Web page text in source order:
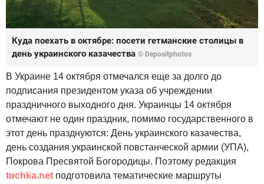
Куда поехать в октябре: посети гетманские столицы в
день украинского казачества © Depositphotos
В Украине 14 октября отмечался еще за долго до
подписания президентом указа об учреждении
праздничного выходного дня. Украинцы 14 октября
отмечают не один праздник, помимо государственного в
этот день празднуются: День украинского казачества,
день создания украинской повстанческой армии (УПА),
Покрова Пресвятой Богородицы. Поэтому редакция
tochka.net подготовила тематические маршруты